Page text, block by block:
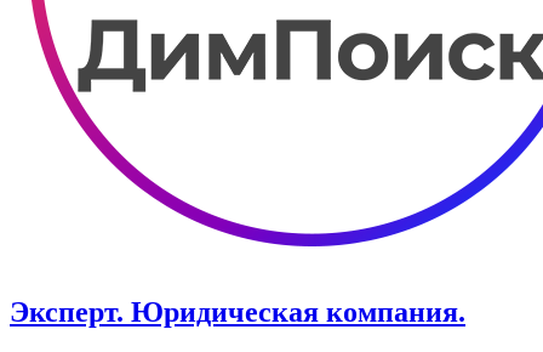
Эксперт. Юридическая компания.